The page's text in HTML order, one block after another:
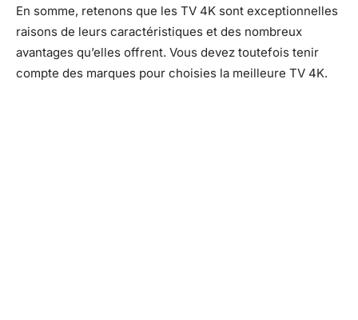
En somme, retenons que les TV 4K sont exceptionnelles
raisons de leurs caractéristiques et des nombreux
avantages qu’elles offrent. Vous devez toutefois tenir
compte des marques pour choisies la meilleure TV 4K.